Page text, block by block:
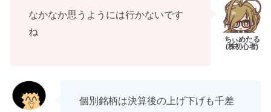
なかなか思うようには行かないです
ね
個別銘柄は決算後の上げ下げも千差